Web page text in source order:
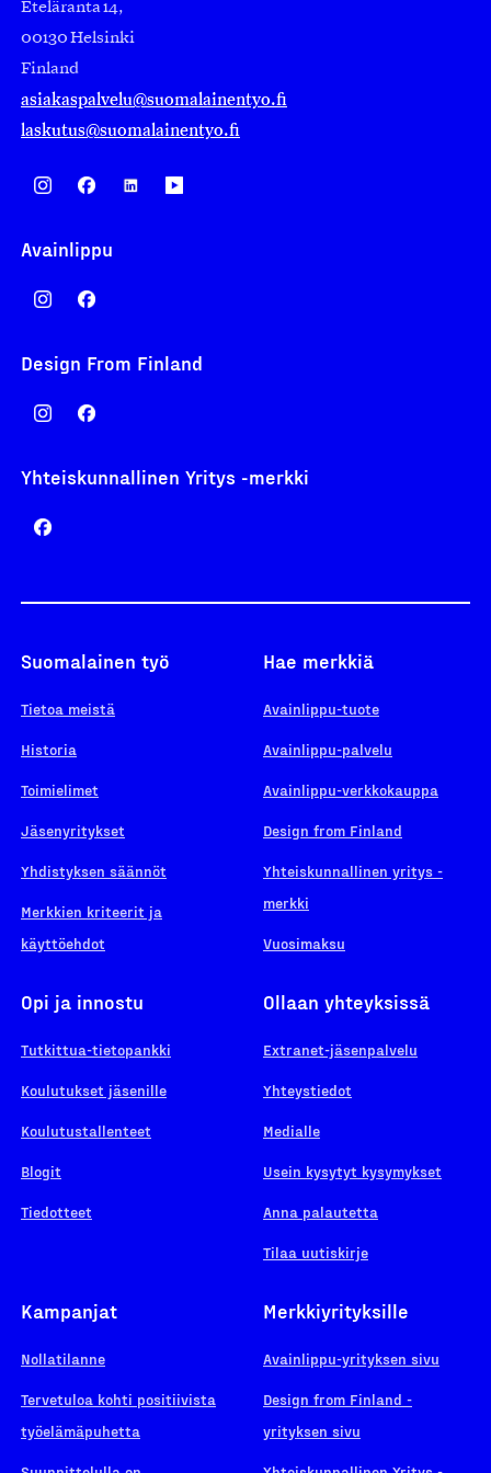
Eteläranta 14,
00130 Helsinki
Finland
asiakaspalvelu@suomalainentyo.fi
laskutus@suomalainentyo.fi
Avainlippu
Design From Finland
Yhteiskunnallinen Yritys -merkki
Suomalainen työ
Tietoa meistä
Historia
Toimielimet
Jäsenyritykset
Yhdistyksen säännöt
Merkkien kriteerit ja
käyttöehdot
Hae merkkiä
Avainlippu-tuote
Avainlippu-palvelu
Avainlippu-verkkokauppa
Design from Finland
Yhteiskunnallinen yritys -
merkki
Vuosimaksu
Opi ja innostu
Tutkittua-tietopankki
Koulutukset jäsenille
Koulutustallenteet
Blogit
Tiedotteet
Ollaan yhteyksissä
Extranet-jäsenpalvelu
Yhteystiedot
Medialle
Usein kysytyt kysymykset
Anna palautetta
Tilaa uutiskirje
Kampanjat
Nollatilanne
Tervetuloa kohti positiivista
työelämäpuhetta
Merkkiyrityksille
Avainlippu-yrityksen sivu
Design from Finland -
yrityksen sivu